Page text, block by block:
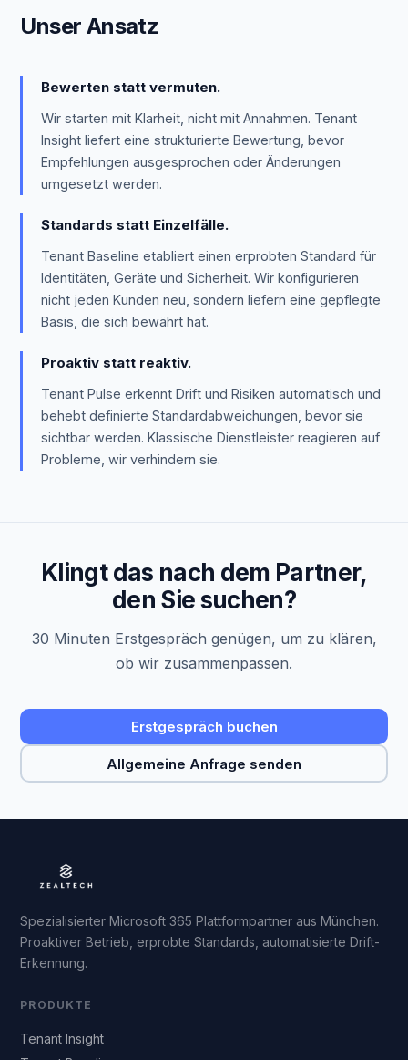
Unser Ansatz
Bewerten statt vermuten.
Wir starten mit Klarheit, nicht mit Annahmen. Tenant
Insight liefert eine strukturierte Bewertung, bevor
Empfehlungen ausgesprochen oder Änderungen
umgesetzt werden.
Standards statt Einzelfälle.
Tenant Baseline etabliert einen erprobten Standard für
Identitäten, Geräte und Sicherheit. Wir konfigurieren
nicht jeden Kunden neu, sondern liefern eine gepflegte
Basis, die sich bewährt hat.
Proaktiv statt reaktiv.
Tenant Pulse erkennt Drift und Risiken automatisch und
behebt definierte Standardabweichungen, bevor sie
sichtbar werden. Klassische Dienstleister reagieren auf
Probleme, wir verhindern sie.
Klingt das nach dem Partner,
den Sie suchen?
30 Minuten Erstgespräch genügen, um zu klären,
ob wir zusammenpassen.
Erstgespräch buchen
Allgemeine Anfrage senden
Spezialisierter Microsoft 365 Plattformpartner aus München.
Proaktiver Betrieb, erprobte Standards, automatisierte Drift-
Erkennung.
PRODUKTE
Tenant Insight